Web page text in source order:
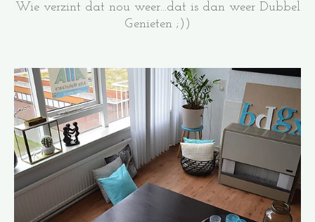
Wie verzint dat nou weer...dat is dan weer Dubbel
Genieten ;))